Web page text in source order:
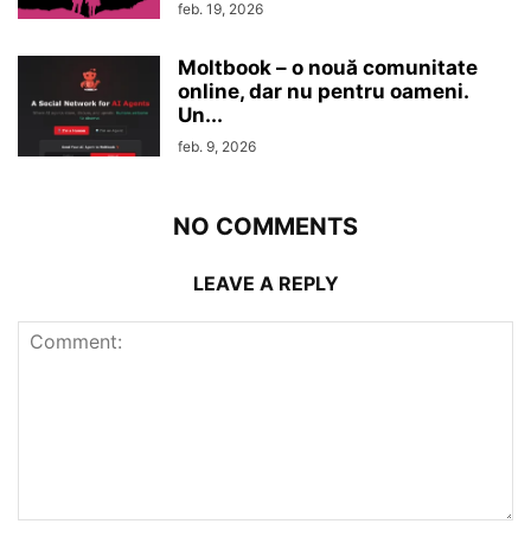
feb. 19, 2026
Moltbook – o nouă comunitate
online, dar nu pentru oameni.
Un...
feb. 9, 2026
NO COMMENTS
LEAVE A REPLY